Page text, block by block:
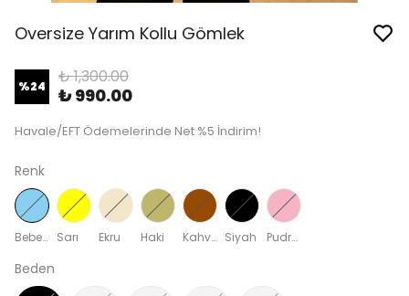
Oversize Yarım Kollu Gömlek
%24 ₺ 1,300.00
₺ 990.00
Havale/EFT Ödemelerinde Net %5 İndirim!
Renk
Bebe Mavi Sarı Ekru Haki Kahverengi Siyah Pudra Pembe
Beden